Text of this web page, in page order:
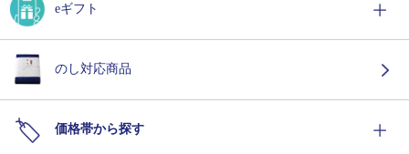
eギフト
のし対応商品
価格帯から探す